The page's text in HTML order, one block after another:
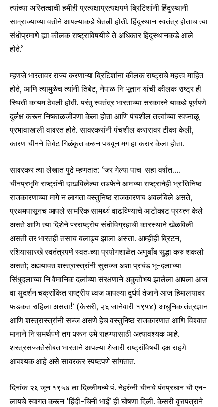
To subscribe, simply enter your email address on our website
or click the subscribe button below. Don't worry, we respect
your privacy and won't spam your inbox. Your information is
safe with us.
SUBSCRIBE
I've read and accept thePrivacy Policy.
6,300
Fans
32,111
Followers
75
Followers
त्यांच्या अस्तित्वाची हमीही प्रत्यक्षाप्रत्यक्षपणे ब्रिटिशांनी हिंदुस्थानी
साम्राज्याच्या वतीने आपल्याकडे घेतली होती. हिंदुस्थान स्वतंत्र होताच त्या
संधीप्रमाणे ह्या कीलक राष्ट्राविषयीचे ते अधिकार हिंदुस्थानकडे आले
होते.’
म्हणजे भारतावर राज्य करणाऱ्या ब्रिटिशांना कीलक राष्ट्राचे महत्त्व माहित
होते, आणि त्यामुळेच त्यांनी तिबेट, नेपाळ नि भूतान यांची कीलक राष्ट्र ही
स्थिती कायम ठेवली होती. परंतु स्वतंत्र भारताच्या सरकारने याकडे पूर्णपणे
दुर्लक्ष करून निष्काळजीपणा केला होता आणि पंचशील तत्त्वांच्या स्वप्नाळू
प्रभावाखाली वावरत होते. सावरकरांनी पंचशील करारावर टीका केली,
कारण चीनने तिबेट गिळंकृत करुन पचवून मग हा करार केला होता.
सावरकर त्या लेखात पुढे म्हणतात: ‘जर गेल्या पाच-सहा वर्षांत….
चीनप्रभृति राष्ट्रांनी दाखविलेल्या तडफेने आमच्या राष्ट्रानेही भ्रांतिनिष्ठ
राजकारणाच्या मागे न लागता वस्तुनिष्ठ राजकारणच अवलंबिले असते,
प्रथमपासूनच आपले सामरिक सामर्थ्य वाढविण्याचे आटोकाट प्रयत्न केले
असते आणि त्या दिशेने परराष्ट्रीय संधीविग्रहाची कारस्थाने खेळविली
असती तर भारतही तसाच बलाढ्य झाला असता. आम्हीही ब्रिटन,
रशियासारखे स्वतंत्रपणे स्वतःच्या प्रयोगशाळेत अणुबाँब सुद्धा करु शकलो
असतो; अद्ययावत शस्त्रास्त्रांनी सुसज्ज अशा प्रचंड भू-दलाच्या,
सिंधुदलाच्या नि वैमानिक दलांच्या संरक्षणाने अकुतोभय झालेला आपला आज
वा सुदर्शन चक्रांकित राष्ट्रीय ध्वज आपल्या दुर्धर्ष तेजाने आज हिमालयावर
फडकत राहिला असता!’ (केसरी, २६ जानेवारी १९५४) आधुनिक तंत्रज्ञान
आणि शस्त्रास्त्रांनी सज्ज असणे हेच वस्तुनिष्ठ राजकारणात आणि विश्वात
मानाने नि समर्थपणे तग धरून उभे राहण्यासाठी अत्यावश्यक आहे.
शस्त्रसज्जतेसोबत भारताने आपल्या शेजारी राष्ट्रांविषयी दक्ष राहणे
आवश्यक आहे असे सावरकर स्पष्टपणे सांगतात.
दिनांक २६ जून १९५४ ला दिल्लीमध्ये पं. नेहरुंनी चीनचे पंतप्रधान चौ एन-
लायचे स्वागत करून ‘हिंदी-चिनी भाई’ ही घोषणा दिली. केसरी वृत्तपत्राने